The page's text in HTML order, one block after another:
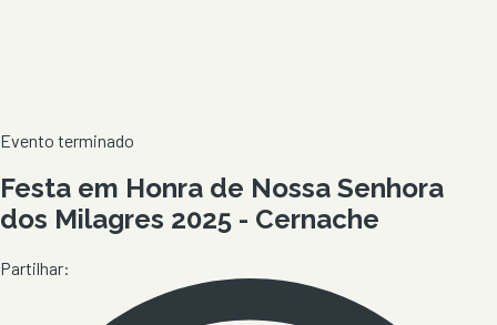
Evento terminado
Festa em Honra de Nossa Senhora
dos Milagres 2025 - Cernache
Partilhar: